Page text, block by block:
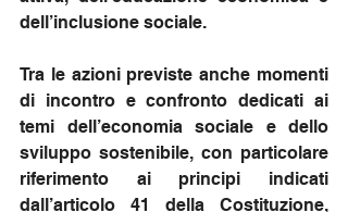
dell’inclusione sociale.
Tra le azioni previste anche momenti
di incontro e confronto dedicati ai
temi dell’economia sociale e dello
sviluppo sostenibile, con particolare
riferimento ai principi indicati
dall’articolo 41 della Costituzione,